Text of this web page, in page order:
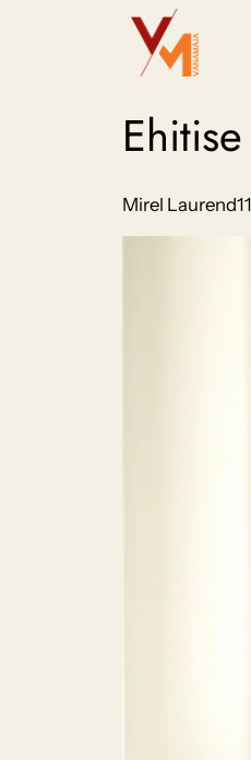
Mirel Laurend